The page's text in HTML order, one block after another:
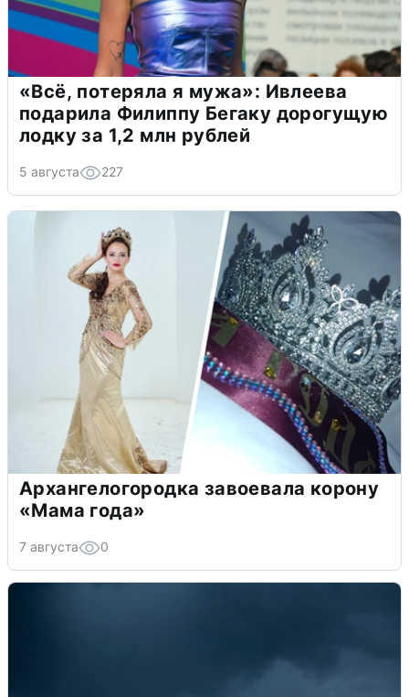
«Всё, потеряла я мужа»: Ивлеева
подарила Филиппу Бегаку дорогущую
лодку за 1,2 млн рублей
5 августа 227
Архангелогородка завоевала корону
«Мама года»
7 августа 0